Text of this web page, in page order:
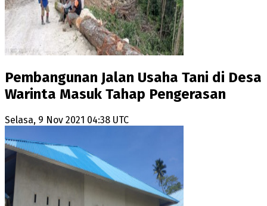
Pembangunan Jalan Usaha Tani di Desa
Warinta Masuk Tahap Pengerasan
Selasa, 9 Nov 2021 04:38 UTC